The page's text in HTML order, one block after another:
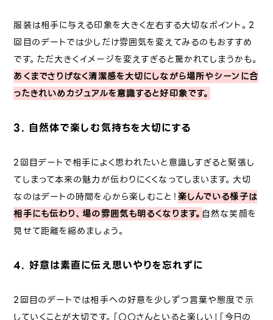
服装は相手に与える印象を大きく左右する大切なポイント。2
回目のデートでは少しだけ雰囲気を変えてみるのもおすすめ
です。ただ大きくイメージを変えすぎると驚かれてしまうかも。
あくまでさりげなく清潔感を大切にしながら場所やシーンに合
ったきれいめカジュアルを意識すると好印象です。
3. 自然体で楽しむ気持ちを大切にする
2回目デートで相手によく思われたいと意識しすぎると緊張し
てしまって本来の魅力が伝わりにくくなってしまいます。大切
なのはデートの時間を心から楽しむこと！楽しんでいる様子は
相手にも伝わり、場の雰囲気も明るくなります。自然な笑顔を
見せて距離を縮めましょう。
4. 好意は素直に伝え思いやりを忘れずに
2回目のデートでは相手への好意を少しずつ言葉や態度で示
していくことが大切です。「〇〇さんといると楽しい」「今日の